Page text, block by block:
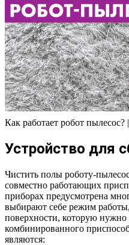
Как работает робот пылесос?
Устройство для
Чистить полы роботу-
совместно работающих
приборах предусмотрена
выбирают себе режим
поверхности, которую
комбинированного
являются: